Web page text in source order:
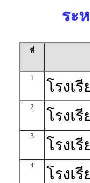
ระ
ที่
1
โรงเ
2
โรงเ
3
โรงเ
4
โรงเ